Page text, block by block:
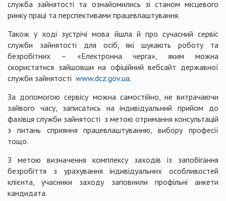
служба зайнятості та ознайомились зі станом місцевого
ринку праці та перспективами працевлаштування.
Також у ході зустрічі мова йшла й про сучасний сервіс
служби зайнятості для осіб, які шукають роботу та
безробітних – «Електронна черга», яким можна
скористатися зайшовши на офіційний вебсайт державної
служби зайнятості www.dcz.gov.ua.
За допомогою сервісу можна самостійно, не витрачаючи
зайвого часу, записатись на індивідуальний прийом до
фахівця служби зайнятості з метою отримання консультацій
з питань сприяння працевлаштуванню, вибору професії
тощо.
З метою визначення комплексу заходів із запобігання
безробіття з урахування індивідуальних особливостей
клієнта, учасники заходу заповнили профільні анкети
кандидата.